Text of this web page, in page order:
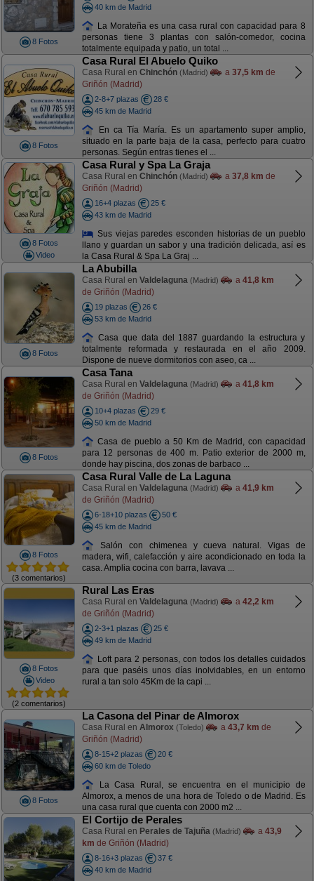
8 Fotos
40 km de Madrid
La Morateña es una casa rural con capacidad para 8
personas tiene 3 plantas con salón-comedor, cocina
totalmente equipada y patio, un total ...
8 Fotos
Casa Rural El Abuelo Quiko
Casa Rural en Chinchón (Madrid) a 37,5 km de
Griñón (Madrid)
2-8+7 plazas
28 €
45 km de Madrid
En ca Tía María. Es un apartamento super amplio,
situado en la parte baja de la casa, perfecto para cuatro
personas. Según entras tienes el ...
8 Fotos
Video
Casa Rural y Spa La Graja
Casa Rural en Chinchón (Madrid) a 37,8 km de
Griñón (Madrid)
16+4 plazas
25 €
43 km de Madrid
Sus viejas paredes esconden historias de un pueblo
llano y guardan un sabor y una tradición delicada, así es
la Casa Rural & Spa La Graj ...
8 Fotos
La Abubilla
Casa Rural en Valdelaguna (Madrid) a 41,8 km
de Griñón (Madrid)
19 plazas
26 €
53 km de Madrid
Casa que data del 1887 guardando la estructura y
totalmente reformada y restaurada en el año 2009.
Dispone de nueve dormitorios con aseo, ca ...
8 Fotos
Casa Tana
Casa Rural en Valdelaguna (Madrid) a 41,8 km
de Griñón (Madrid)
10+4 plazas
29 €
50 km de Madrid
Casa de pueblo a 50 Km de Madrid, con capacidad
para 12 personas de 400 m. Patio exterior de 2000 m,
donde hay piscina, dos zonas de barbaco ...
8 Fotos
(3 comentarios)
Casa Rural Valle de La Laguna
Casa Rural en Valdelaguna (Madrid) a 41,9 km
de Griñón (Madrid)
6-18+10 plazas
50 €
45 km de Madrid
Salón con chimenea y cueva natural. Vigas de
madera, wifi, calefacción y aire acondicionado en toda la
casa. Amplia cocina con barra, lavava ...
8 Fotos
Video
(2 comentarios)
Rural Las Eras
Casa Rural en Valdelaguna (Madrid) a 42,2 km
de Griñón (Madrid)
2-3+1 plazas
25 €
49 km de Madrid
Loft para 2 personas, con todos los detalles cuidados
para que paséis unos días inolvidables, en un entorno
rural a tan solo 45Km de la capi ...
8 Fotos
La Casona del Pinar de Almorox
Casa Rural en Almorox (Toledo) a 43,7 km de
Griñón (Madrid)
8-15+2 plazas
20 €
60 km de Toledo
La Casa Rural, se encuentra en el municipio de
Almorox, a menos de una hora de Toledo o de Madrid. Es
una casa rural que cuenta con 2000 m2 ...
El Cortijo de Perales
Casa Rural en Perales de Tajuña (Madrid) a 43,9
km de Griñón (Madrid)
8-16+3 plazas
37 €
40 km de Madrid